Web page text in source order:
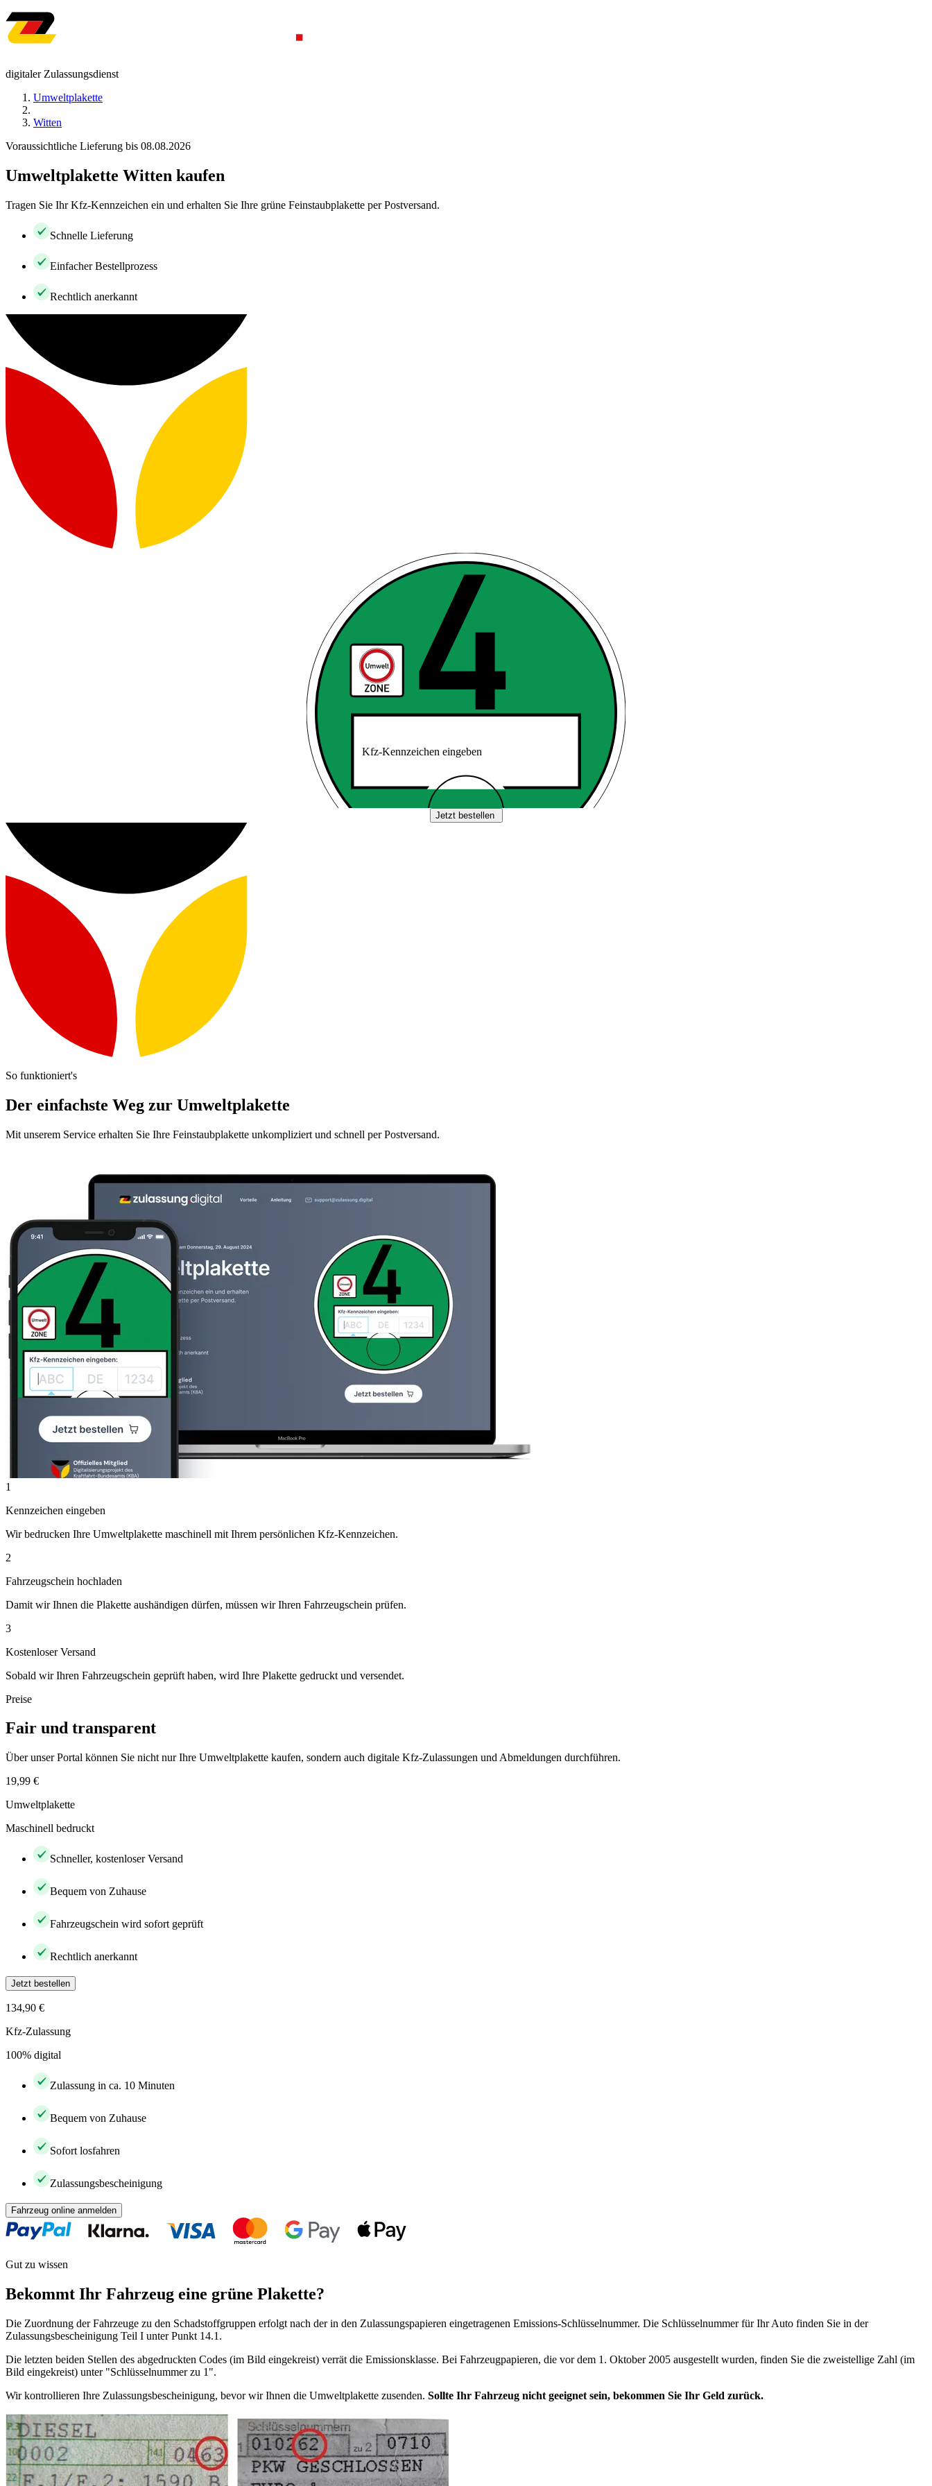
digitaler Zulassungsdienst
Umweltplakette
Witten
Voraussichtliche Lieferung bis 08.08.2026
Umweltplakette Witten kaufen
Tragen Sie Ihr Kfz-Kennzeichen ein und erhalten Sie Ihre grüne Feinstaubplakette per Postversand.
Schnelle Lieferung
Einfacher Bestellprozess
Rechtlich anerkannt
Kfz-Kennzeichen eingeben
Jetzt bestellen
So funktioniert's
Der einfachste Weg zur Umweltplakette
Mit unserem Service erhalten Sie Ihre Feinstaubplakette unkompliziert und schnell per Postversand.
1
Kennzeichen eingeben
Wir bedrucken Ihre Umweltplakette maschinell mit Ihrem persönlichen Kfz-Kennzeichen.
2
Fahrzeugschein hochladen
Damit wir Ihnen die Plakette aushändigen dürfen, müssen wir Ihren Fahrzeugschein prüfen.
3
Kostenloser Versand
Sobald wir Ihren Fahrzeugschein geprüft haben, wird Ihre Plakette gedruckt und versendet.
Preise
Fair und transparent
Über unser Portal können Sie nicht nur Ihre Umweltplakette kaufen, sondern auch digitale Kfz-Zulassungen und Abmeldungen durchführen.
19,99 €
Umweltplakette
Maschinell bedruckt
Schneller, kostenloser Versand
Bequem von Zuhause
Fahrzeugschein wird sofort geprüft
Rechtlich anerkannt
Jetzt bestellen
134,90 €
Kfz-Zulassung
100% digital
Zulassung in ca. 10 Minuten
Bequem von Zuhause
Sofort losfahren
Zulassungsbescheinigung
Fahrzeug online anmelden
Gut zu wissen
Bekommt Ihr Fahrzeug eine grüne Plakette?
Die Zuordnung der Fahrzeuge zu den Schadstoffgruppen erfolgt nach der in den Zulassungspapieren eingetragenen Emissions-Schlüsselnummer. Die Schlüsselnummer für Ihr Auto finden Sie in der
Zulassungsbescheinigung Teil I unter Punkt 14.1.
Die letzten beiden Stellen des abgedruckten Codes (im Bild eingekreist) verrät die Emissionsklasse. Bei Fahrzeugpapieren, die vor dem 1. Oktober 2005 ausgestellt wurden, finden Sie die zweistellige Zahl (im
Bild eingekreist) unter "Schlüsselnummer zu 1".
Wir kontrollieren Ihre Zulassungsbescheinigung, bevor wir Ihnen die Umweltplakette zusenden. Sollte Ihr Fahrzeug nicht geeignet sein, bekommen Sie Ihr Geld zurück.